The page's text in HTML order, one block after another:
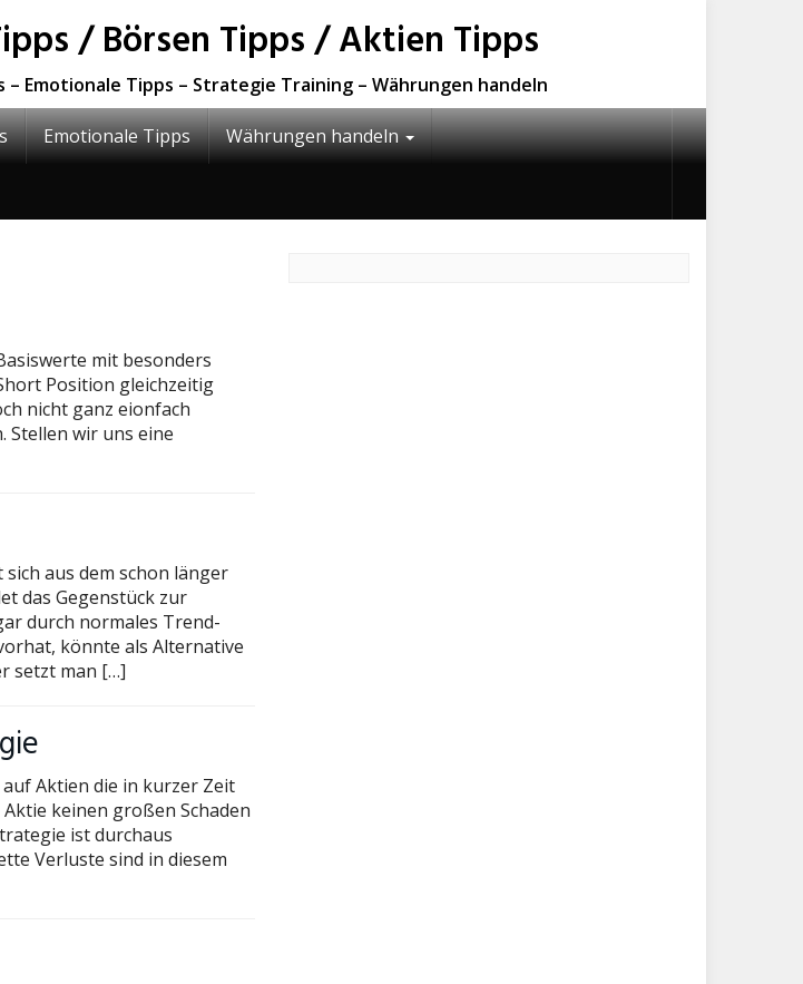
/ Börsen Tipps / Aktien Tipps
– Emotionale Tipps – Strategie Training – Währungen handeln
Emotionale Tipps Währungen handeln
mit besonders
Position gleichzeitig
nicht ganz eionfach
Stellen wir uns eine
aus dem schon länger
das Gegenstück zur
durch normales Trend-
könnte als Alternative
setzt man […]
Aktien die in kurzer Zeit
keinen großen Schaden
ist durchaus
Verluste sind in diesem